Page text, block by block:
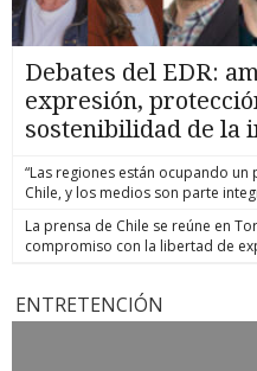
Debates del EDR:
expresión,
sostenibilidad de la
“Las regiones están ocupando
Chile, y los medios son parte
La prensa de Chile se reúne en
compromiso con la libertad de
ENTRETENCIÓN